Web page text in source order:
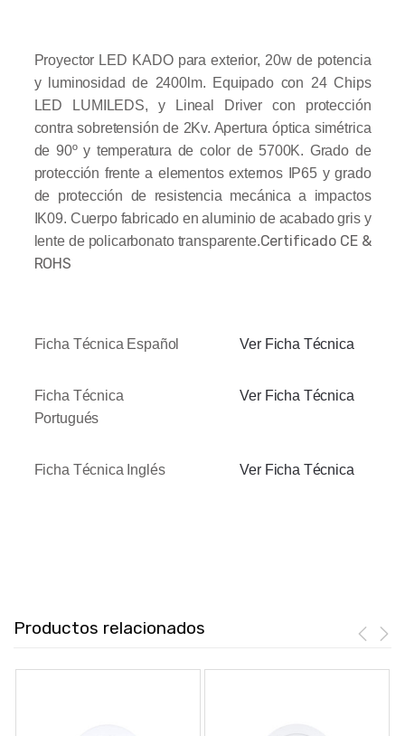
Proyector LED KADO para exterior, 20w de potencia
y luminosidad de 2400lm. Equipado con 24 Chips
LED LUMILEDS, y Lineal Driver con protección
contra sobretensión de 2Kv. Apertura óptica simétrica
de 90º y temperatura de color de 5700K. Grado de
protección frente a elementos externos IP65 y grado
de protección de resistencia mecánica a impactos
IK09. Cuerpo fabricado en aluminio de acabado gris y
lente de policarbonato transparente.Certificado CE &
ROHS
Ficha Técnica Español Ver Ficha Técnica
Ficha Técnica
Portugués
Ver Ficha Técnica
Ficha Técnica Inglés Ver Ficha Técnica
Productos relacionados